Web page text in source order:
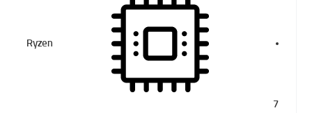
Ryzen
7